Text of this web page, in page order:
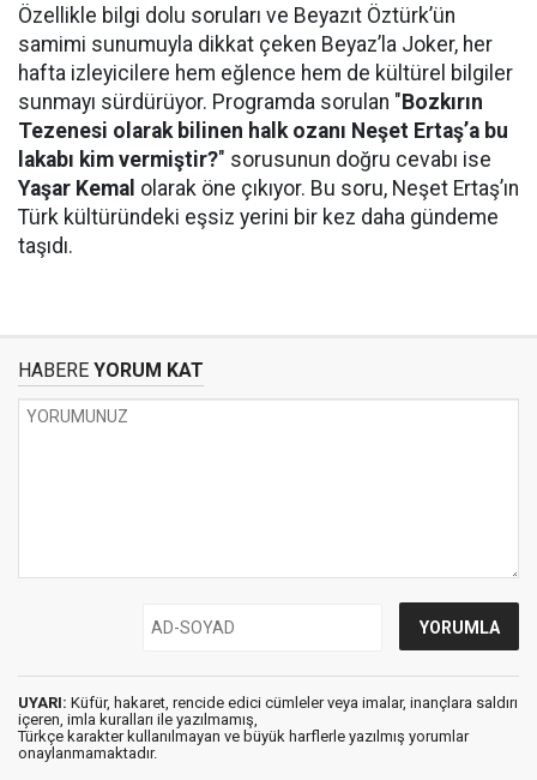
Özellikle bilgi dolu soruları ve Beyazıt Öztürk’ün
samimi sunumuyla dikkat çeken Beyaz’la Joker, her
hafta izleyicilere hem eğlence hem de kültürel bilgiler
sunmayı sürdürüyor. Programda sorulan " Bozkırın
Tezenesi olarak bilinen halk ozanı Neşet Ertaş’a bu
lakabı kim vermiştir?" sorusunun doğru cevabı ise
Yaşar Kemal olarak öne çıkıyor. Bu soru, Neşet Ertaş’ın
Türk kültüründeki eşsiz yerini bir kez daha gündeme
taşıdı.
HABERE YORUM KAT
UYARI: Küfür, hakaret, rencide edici cümleler veya imalar, inançlara saldırı
içeren, imla kuralları ile yazılmamış,
Türkçe karakter kullanılmayan ve büyük harflerle yazılmış yorumlar
onaylanmamaktadır.